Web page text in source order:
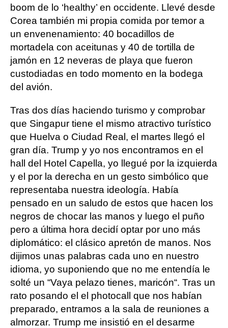
boom de lo ‘healthy’ en occidente. Llevé desde
Corea también mi propia comida por temor a
un envenenamiento: 40 bocadillos de
mortadela con aceitunas y 40 de tortilla de
jamón en 12 neveras de playa que fueron
custodiadas en todo momento en la bodega
del avión.
Tras dos días haciendo turismo y comprobar
que Singapur tiene el mismo atractivo turístico
que Huelva o Ciudad Real, el martes llegó el
gran día. Trump y yo nos encontramos en el
hall del Hotel Capella, yo llegué por la izquierda
y el por la derecha en un gesto simbólico que
representaba nuestra ideología. Había
pensado en un saludo de estos que hacen los
negros de chocar las manos y luego el puño
pero a última hora decidí optar por uno más
diplomático: el clásico apretón de manos. Nos
dijimos unas palabras cada uno en nuestro
idioma, yo suponiendo que no me entendía le
solté un “Vaya pelazo tienes, maricón“. Tras un
rato posando el el photocall que nos habían
preparado, entramos a la sala de reuniones a
almorzar. Trump me insistió en el desarme